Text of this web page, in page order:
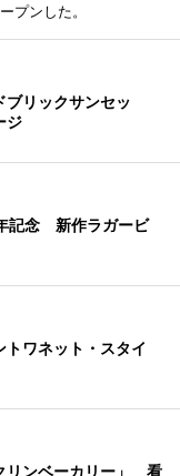
プンした。
ブリックサンセッ
ジ
記念 新作ラガービ
ワネット・スタイ
リンベーカリー」 看